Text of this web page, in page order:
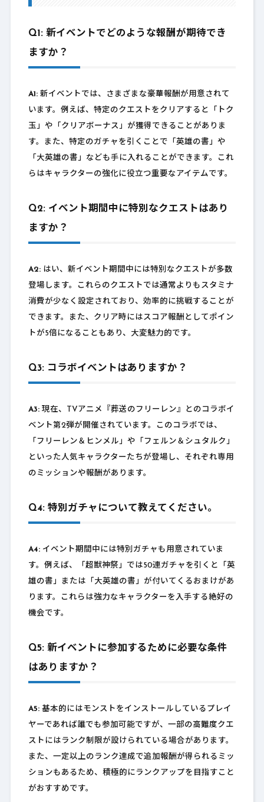
Q1: 新イベントでどのような報酬が期待でき
ますか？
A1:新イベントでは、さまざまな豪華報酬が用意されて
います。例えば、特定のクエストをクリアすると「トク
玉」や「クリアボーナス」が獲得できることがありま
す。また、特定のガチャを引くことで「英雄の書」や
「大英雄の書」なども手に入れることができます。これ
らはキャラクターの強化に役立つ重要なアイテムです。
Q2: イベント期間中に特別なクエストはあり
ますか？
A2:はい、新イベント期間中には特別なクエストが多数
登場します。これらのクエストでは通常よりもスタミナ
消費が少なく設定されており、効率的に挑戦することが
できます。また、クリア時にはスコア報酬としてポイン
トが5倍になることもあり、大変魅力的です。
Q3: コラボイベントはありますか？
A3:現在、TVアニメ『葬送のフリーレン』とのコラボイ
ベント第2弾が開催されています。このコラボでは、
「フリーレン＆ヒンメル」や「フェルン＆シュタルク」
といった人気キャラクターたちが登場し、それぞれ専用
のミッションや報酬があります。
Q4: 特別ガチャについて教えてください。
A4:イベント期間中には特別ガチャも用意されていま
す。例えば、「超獣神祭」では50連ガチャを引くと「英
雄の書」または「大英雄の書」が付いてくるおまけがあ
ります。これらは強力なキャラクターを入手する絶好の
機会です。
Q5: 新イベントに参加するために必要な条件
はありますか？
A5:基本的にはモンストをインストールしているプレイ
ヤーであれば誰でも参加可能ですが、一部の高難度クエ
ストにはランク制限が設けられている場合があります。
また、一定以上のランク達成で追加報酬が得られるミッ
ションもあるため、積極的にランクアップを目指すこと
がおすすめです。